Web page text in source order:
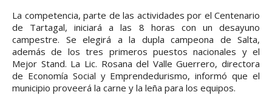
La competencia, parte de las actividades por el Centenario
de Tartagal, iniciará a las 8 horas con un desayuno
campestre. Se elegirá a la dupla campeona de Salta,
además de los tres primeros puestos nacionales y el
Mejor Stand. La Lic. Rosana del Valle Guerrero, directora
de Economía Social y Emprendedurismo, informó que el
municipio proveerá la carne y la leña para los equipos.